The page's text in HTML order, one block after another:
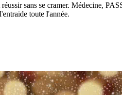
sans se cramer. Médecine,
toute l'année.